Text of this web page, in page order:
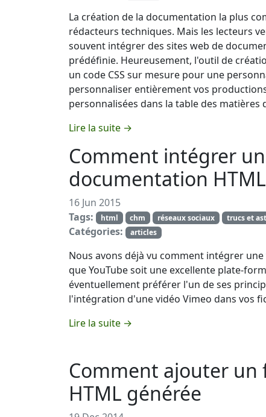
La création de la documentation la plus
rédacteurs techniques. Mais les lecteurs
souvent intégrer des sites web de
prédéfinie. Heureusement, l'outil de
un code CSS sur mesure pour une
personnaliser entièrement vos
personnalisées dans la table des
Lire la suite →
Comment intégrer
documentation HTML
16 Jun 2015
Tags:
html chm réseaux sociaux trucs et
Catégories: articles
Nous avons déjà vu comment intégrer une
que YouTube soit une excellente plate-
éventuellement préférer l'un de ses
l'intégration d'une vidéo Vimeo dans vos
Lire la suite →
Comment ajouter
HTML générée